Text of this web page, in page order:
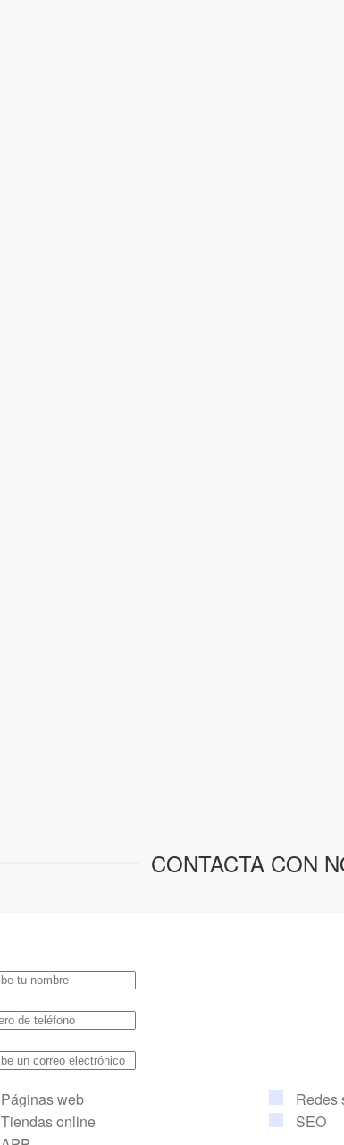
CONTACTA CON
Páginas web
Tiendas online
Redes
SEO